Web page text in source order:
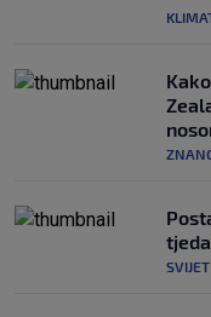
SVIJET